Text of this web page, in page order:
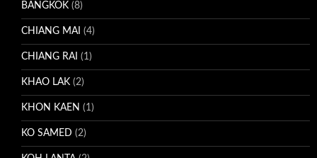
BANGKOK (8)
CHIANG MAI (4)
CHIANG RAI (1)
KHAO LAK (2)
KHON KAEN (1)
KO SAMED (2)